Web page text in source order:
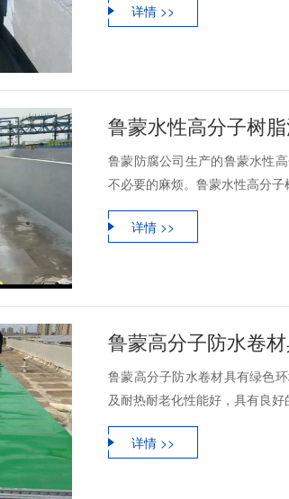
详情 >>
鲁蒙防腐公司生产的鲁蒙水性
不必要的麻烦。鲁蒙水性高分
详情 >>
鲁蒙高分子防水卷
鲁蒙高分子防水卷材具有绿色
及耐热耐老化性能好，具有良
详情 >>